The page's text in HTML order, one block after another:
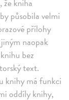
působila velmi
přílohy
naopak
bez
text.
knihy má funkci
oddíly knihy,